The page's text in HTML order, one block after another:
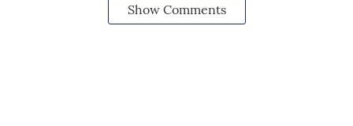
Show Comments